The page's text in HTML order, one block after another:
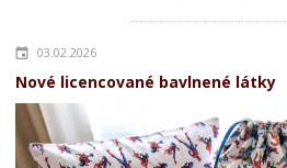
03.02.2026
Nové licencované bavlnené látky